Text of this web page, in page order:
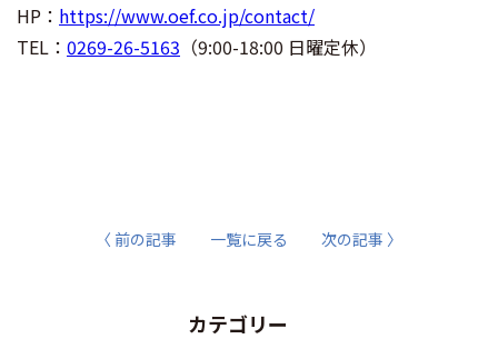
HP： https://www.oef.co.jp/contact/
TEL： 0269-26-5163 （9:00-18:00 日曜定休）
〈 前の記事 一覧に戻る 次の記事 〉
カテゴリー